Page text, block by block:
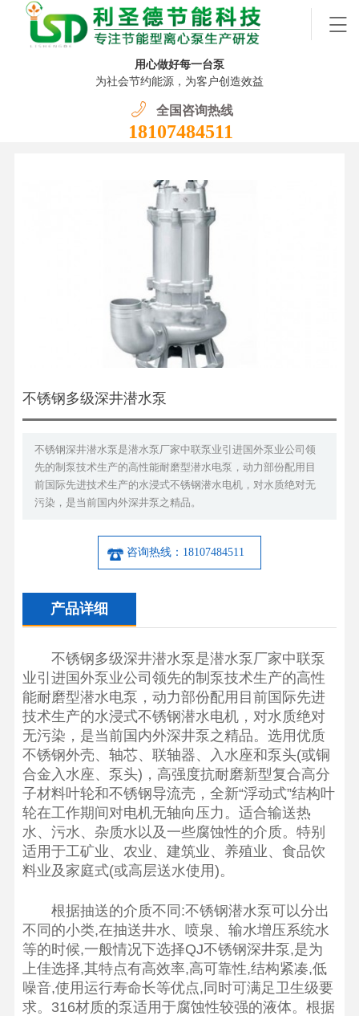
用心做好每一台泵
为社会节约能源，为客户创造效益
全国咨询热线
18107484511
不锈钢多级深井潜水泵
不锈钢深井潜水泵是潜水泵厂家中联泵业引进国外泵业公司领
先的制泵技术生产的高性能耐磨型潜水电泵，动力部份配用目
前国际先进技术生产的水浸式不锈钢潜水电机，对水质绝对无
污染，是当前国内外深井泵之精品。
咨询热线：18107484511
产品详细
不锈钢多级深井潜水泵是潜水泵厂家中联泵
业引进国外泵业公司领先的制泵技术生产的高性
能耐磨型潜水电泵，动力部份配用目前国际先进
技术生产的水浸式不锈钢潜水电机，对水质绝对
无污染，是当前国内外深井泵之精品。选用优质
不锈钢外壳、轴芯、联轴器、入水座和泵头(或铜
合金入水座、泵头)，高强度抗耐磨新型复合高分
子材料叶轮和不锈钢导流壳，全新“浮动式”结构叶
轮在工作期间对电机无轴向压力。适合输送热
水、污水、杂质水以及一些腐蚀性的介质。特别
适用于工矿业、农业、建筑业、养殖业、食品饮
料业及家庭式(或高层送水使用)。
根据抽送的介质不同:不锈钢潜水泵可以分出
不同的小类,在抽送井水、喷泉、输水增压系统水
等的时候,一般情况下选择QJ不锈钢深井泵,是为
上佳选择,其特点有高效率,高可靠性,结构紧凑,低
噪音,使用运行寿命长等优点,同时可满足卫生级要
求。316材质的泵适用于腐蚀性较强的液体。根据